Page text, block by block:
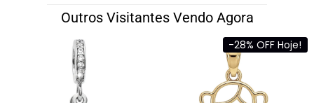
Outros Visitantes Vendo Agora
-28% OFF Hoje!